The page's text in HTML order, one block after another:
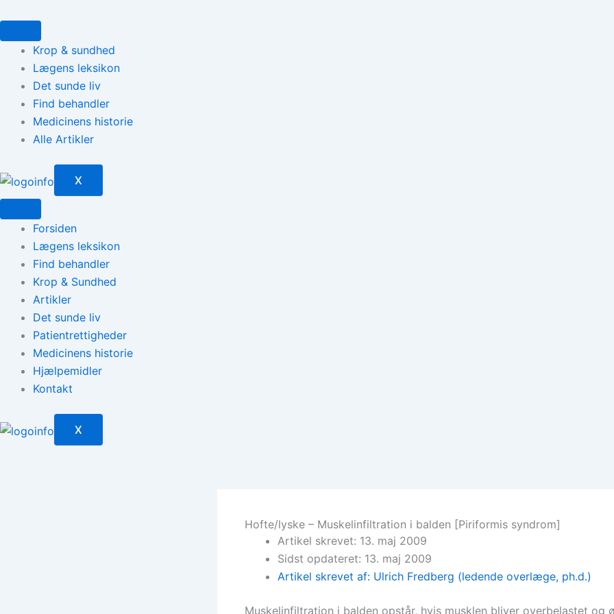
til
indholdetKrop & sundhed
Lægens leksikon
Det sunde liv
Find behandler
Medicinens historie
Alle Artikler
X
Forsiden
Lægens leksikon
Find behandler
Krop & Sundhed
Artikler
Det sunde liv
Patientrettigheder
Medicinens historie
Hjælpemidler
Kontakt
X
Hofte/lyske – Muskelinfiltration i balden [Piriformis syndrom]
Artikel skrevet: 13. maj 2009
Sidst opdateret: 13. maj 2009
Artikel skrevet af: Ulrich Fredberg (ledende overlæge, ph.d.)
Muskelinfiltration i balden opstår, hvis musklen bliver overbelastet og